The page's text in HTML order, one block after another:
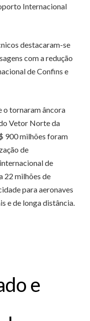
Internacional
destacaram-se
com a redução
de Confins e
o tornaram âncora
Vetor Norte da
900 milhões foram
de
de
22 milhões de
para aeronaves
e de longa distância.
e